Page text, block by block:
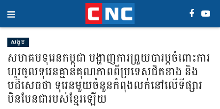
សង្គម
សមាគមទុរេនកម្ពុជា បង្ហាញការព្រួយបារម្ភចំពោះការ
ហូរចូលទុរេនគ្មានគុណភាពពីប្រទេសជិតខាង និង
បដិសេធថា ទុរេនមួយចំនួនកំពុងលក់នៅលើទីផ្សារ
មិនមែនជារបស់ខ្មែរឡើយ